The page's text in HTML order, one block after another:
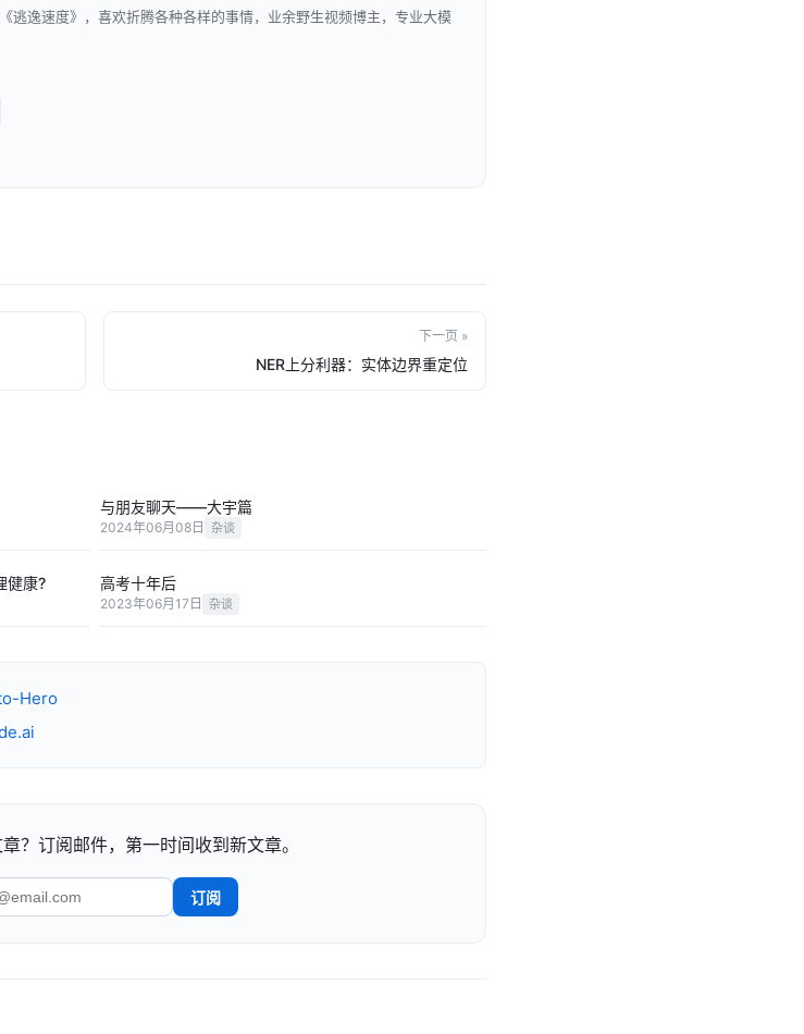
逃逸速度》，喜欢折腾各种各样的事情，业余野生视频博主，专业大模
下一页 »
NER上分利器：实体边界重定位
与朋友聊天——大宇篇
2024年06月08日 杂谈
健康? 高考十年后
2023年06月17日 杂谈
Hero
？订阅邮件，第一时间收到新文章。
订阅